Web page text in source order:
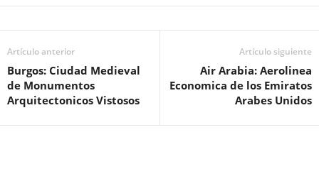
Artículo anterior
Burgos: Ciudad Medieval
de Monumentos
Arquitectonicos Vistosos
Artículo siguiente
Air Arabia: Aerolinea
Economica de los Emiratos
Arabes Unidos